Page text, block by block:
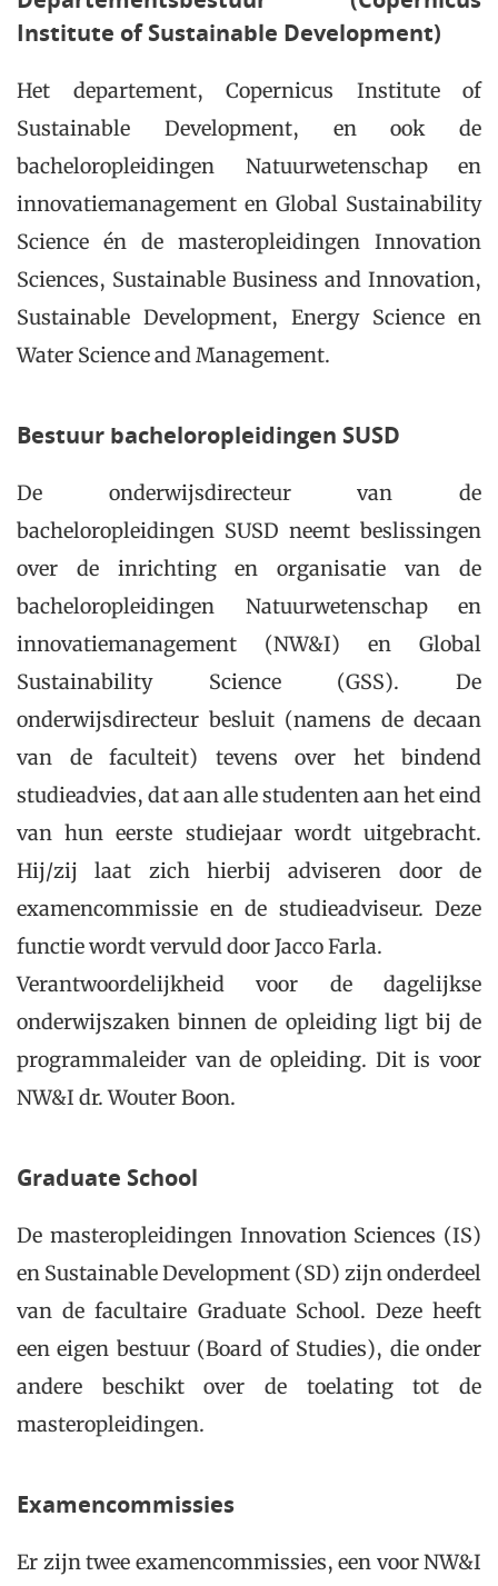
Institute of Sustainable Development)
Het departement, Copernicus Institute of
Sustainable Development, en ook de
bacheloropleidingen Natuurwetenschap en
innovatiemanagement en Global Sustainability
Science én de masteropleidingen Innovation
Sciences, Sustainable Business and Innovation,
Sustainable Development, Energy Science en
Water Science and Management.
Bestuur bacheloropleidingen SUSD
De onderwijsdirecteur van de
bacheloropleidingen SUSD neemt beslissingen
over de inrichting en organisatie van de
bacheloropleidingen Natuurwetenschap en
innovatiemanagement (NW&I) en Global
Sustainability Science (GSS). De
onderwijsdirecteur besluit (namens de decaan
van de faculteit) tevens over het bindend
studieadvies, dat aan alle studenten aan het eind
van hun eerste studiejaar wordt uitgebracht.
Hij/zij laat zich hierbij adviseren door de
examencommissie en de studieadviseur. Deze
functie wordt vervuld door Jacco Farla.
Verantwoordelijkheid voor de dagelijkse
onderwijszaken binnen de opleiding ligt bij de
programmaleider van de opleiding. Dit is voor
NW&I dr. Wouter Boon.
Graduate School
De masteropleidingen Innovation Sciences (IS)
en Sustainable Development (SD) zijn onderdeel
van de facultaire Graduate School. Deze heeft
een eigen bestuur (Board of Studies), die onder
andere beschikt over de toelating tot de
masteropleidingen.
Examencommissies
Er zijn twee examencommissies, een voor NW&I